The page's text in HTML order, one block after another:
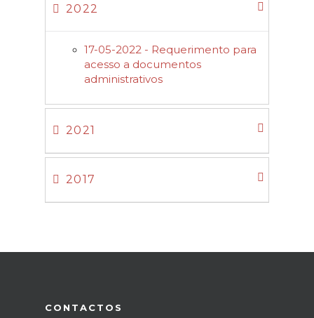
2022
17-05-2022 - Requerimento para
acesso a documentos
administrativos
2021
2017
CONTACTOS